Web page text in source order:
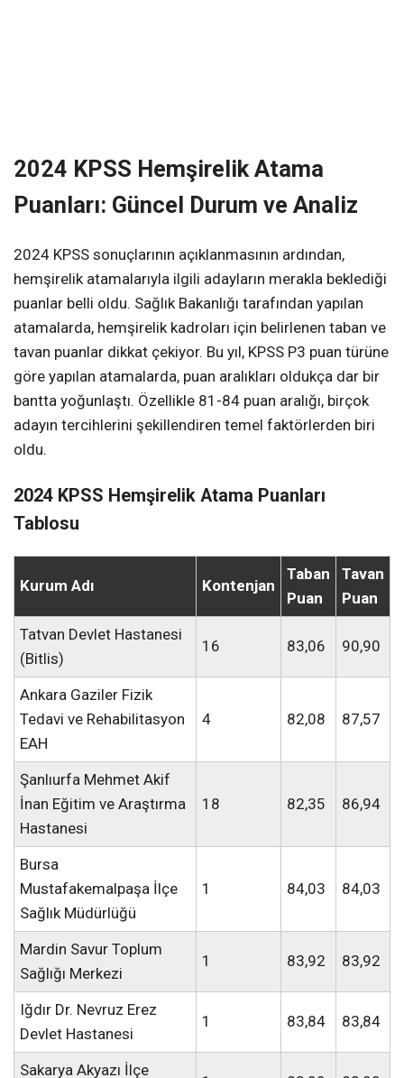
2024 KPSS Hemşirelik Atama
Puanları: Güncel Durum ve Analiz
2024 KPSS sonuçlarının açıklanmasının ardından,
hemşirelik atamalarıyla ilgili adayların merakla beklediği
puanlar belli oldu. Sağlık Bakanlığı tarafından yapılan
atamalarda, hemşirelik kadroları için belirlenen taban ve
tavan puanlar dikkat çekiyor. Bu yıl, KPSS P3 puan türüne
göre yapılan atamalarda, puan aralıkları oldukça dar bir
bantta yoğunlaştı. Özellikle 81-84 puan aralığı, birçok
adayın tercihlerini şekillendiren temel faktörlerden biri
oldu.
2024 KPSS Hemşirelik Atama Puanları
Tablosu
Kurum Adı Kontenjan
Taban
Puan
Tavan
Puan
Tatvan Devlet Hastanesi
(Bitlis)
16 83,06 90,90
Ankara Gaziler Fizik
Tedavi ve Rehabilitasyon
EAH
4 82,08 87,57
Şanlıurfa Mehmet Akif
İnan Eğitim ve Araştırma
Hastanesi
18 82,35 86,94
Bursa
Mustafakemalpaşa İlçe
Sağlık Müdürlüğü
1 84,03 84,03
Mardin Savur Toplum
Sağlığı Merkezi
1 83,92 83,92
Iğdır Dr. Nevruz Erez
Devlet Hastanesi
1 83,84 83,84
Sakarya Akyazı İlçe